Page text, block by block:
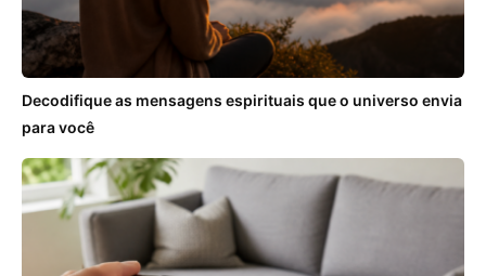
Decodifique as mensagens espirituais que o universo envia
para você